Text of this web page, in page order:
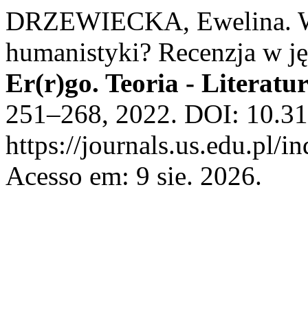
DRZEWIECKA, Ewelina.
humanistyki? Recenzja w
Er(r)go. Teoria -
251–268, 2022. DOI:
https://journals.us.edu.pl/
Acesso em: 9 sie. 2026.